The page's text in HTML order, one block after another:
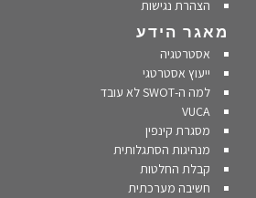
הצהרת נגישות
מאגר הידע
אסטרטגיה
ייעוץ אסטרטגי
למה ה-SWOT לא עובד
VUCA
מסגרת קינפין
מנהיגות הסתגלותית
קבלת החלטות
חשיבה מערכתית